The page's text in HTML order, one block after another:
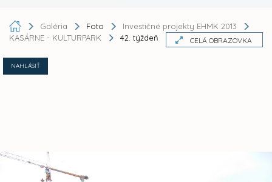
Galéria Foto
Investičné projekty EHMK 2013
KASÁRNE - KULTURPARK
42. týždeň CELÁ OBRAZOVKA
NAHLÁSIŤ